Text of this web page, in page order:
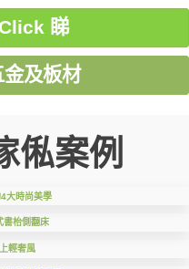
睇
及板材
俬案例
大時尚美學
書枱側翻床
輕奢風